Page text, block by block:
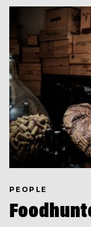
PEOPLE